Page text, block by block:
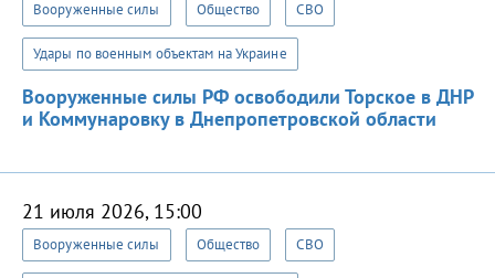
Вооруженные силы Общество СВО
Удары по военным объектам на Украине
Вооруженные силы РФ освободили Торское в ДНР
и Коммунаровку в Днепропетровской области
21 июля 2026, 15:00
Вооруженные силы Общество СВО